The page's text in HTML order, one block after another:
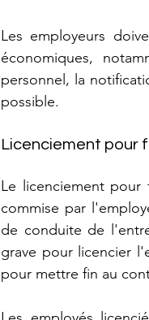
Les employeurs
économiques,
personnel, la
possible.
Licenciement pour
Le licenciement
commise par
de conduite de
grave pour licencier
pour mettre fin au